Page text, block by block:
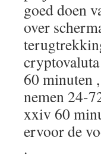
goed doen
over
60 minuten
nemen 24-
xxiv 60
ervoor de
.